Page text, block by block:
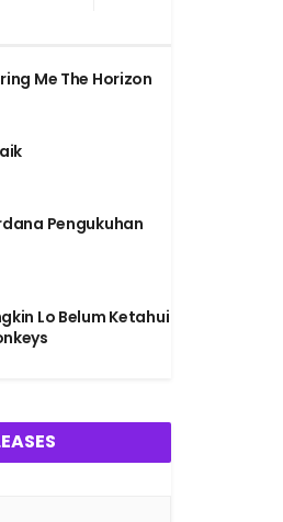
Me The Horizon
Pengukuhan
Lo Belum Ketahui